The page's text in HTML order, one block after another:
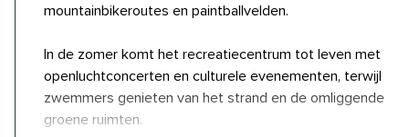
mountainbikeroutes en paintballvelden.
In de zomer komt het recreatiecentrum tot leven met
openluchtconcerten en culturele evenementen, terwijl
zwemmers genieten van het strand en de omliggende
groene ruimten.